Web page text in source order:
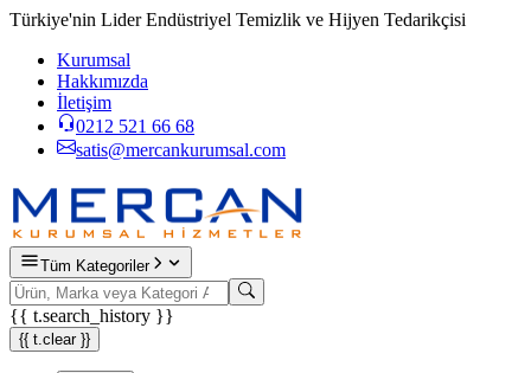
Türkiye'nin Lider Endüstriyel Temizlik ve Hijyen Tedarikçisi
Kurumsal
Hakkımızda
İletişim
0212 521 66 68
satis@mercankurumsal.com
Tüm Kategoriler
{{ t.search_history }}
{{ t.clear }}